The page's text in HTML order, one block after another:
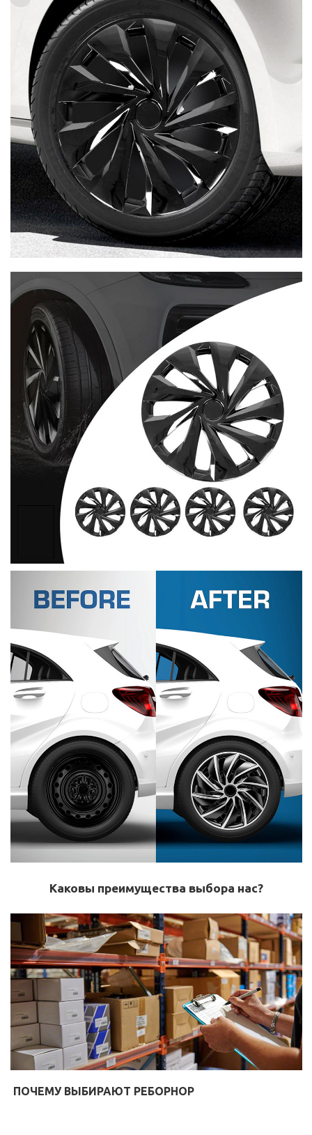
Каковы преимущества выбора нас?
ПОЧЕМУ ВЫБИРАЮТ РЕБОРНОР